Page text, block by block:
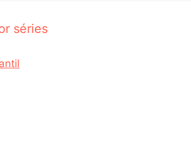
séries